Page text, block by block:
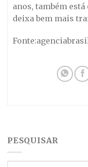
anos, também
deixa bem mais
PESQUISAR